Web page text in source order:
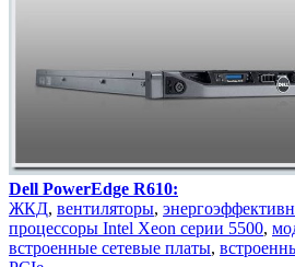
Dell PowerEdge R610:
ЖКД, вентиляторы,
процессоры Intel Xeon серии 5500,
встроенные сетевые платы,